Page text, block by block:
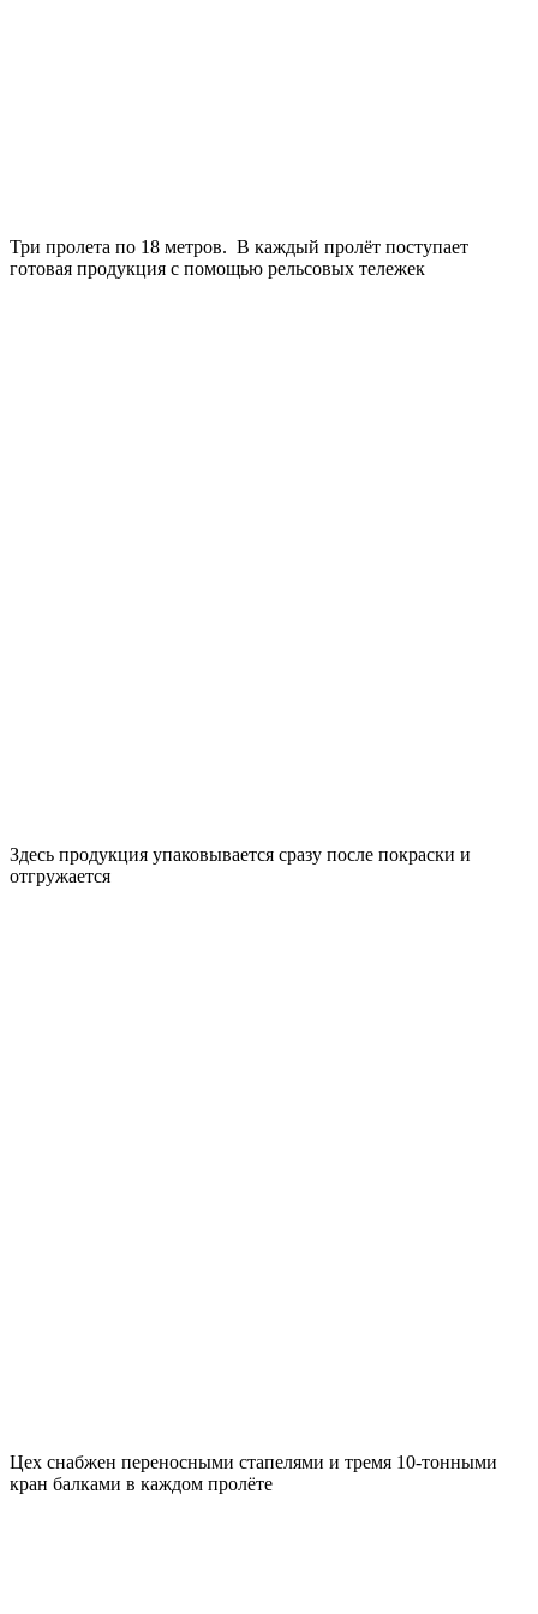
Три пролета по 18 метров. В каждый пролёт поступает
готовая продукция с помощью рельсовых тележек
Здесь продукция упаковывается сразу после покраски и
отгружается
Цех снабжен переносными стапелями и тремя 10-тонными
кран балками в каждом пролёте